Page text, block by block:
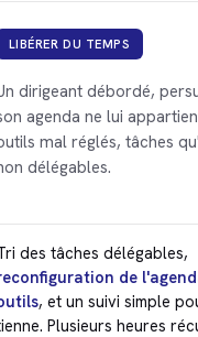
LIBÉRER DU TEMPS
dirigeant débordé,
agenda ne lui
mal réglés, tâches
délégables.
des tâches délégables,
de
, et un suivi simple
Plusieurs heures